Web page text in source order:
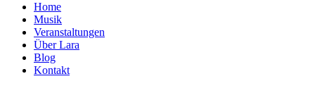
Home
Musik
Veranstaltungen
Über Lara
Blog
Kontakt